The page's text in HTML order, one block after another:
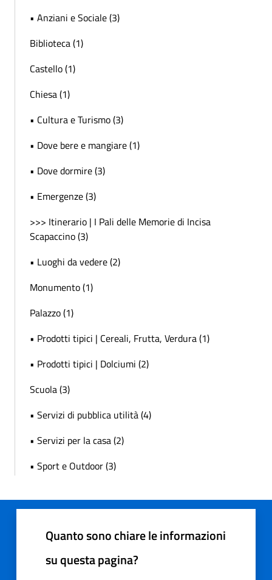
• Anziani e Sociale (3)
Biblioteca (1)
Castello (1)
Chiesa (1)
• Cultura e Turismo (3)
• Dove bere e mangiare (1)
• Dove dormire (3)
• Emergenze (3)
>>> Itinerario | I Pali delle Memorie di Incisa
Scapaccino (3)
• Luoghi da vedere (2)
Monumento (1)
Palazzo (1)
• Prodotti tipici | Cereali, Frutta, Verdura (1)
• Prodotti tipici | Dolciumi (2)
Scuola (3)
• Servizi di pubblica utilità (4)
• Servizi per la casa (2)
• Sport e Outdoor (3)
Quanto sono chiare le informazioni
su questa pagina?